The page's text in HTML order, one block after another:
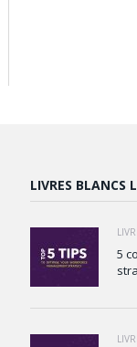
LIVRES BLANCS
5